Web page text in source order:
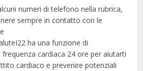
numeri di telefono nella rubrica,
sempre in contatto con le
ha una funzione di
cardiaca 24 ore per aiutarti
cardiaco e prevenire potenziali